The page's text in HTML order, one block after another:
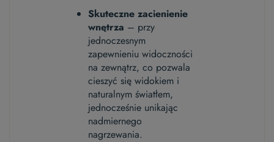
Skuteczne zacienienie
wnętrza – przy
jednoczesnym
zapewnieniu widoczności
na zewnątrz, co pozwala
cieszyć się widokiem i
naturalnym światłem,
jednocześnie unikając
nadmiernego
nagrzewania.